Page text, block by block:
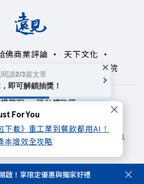
For You
下載》重工業到餐飲都用AI！
本增效全攻略
佛商業評論
天下文化
50+ 領導影響力學院
聲明
隱私權政策
1999~2026
份有限公司. All rights reserved.
啟！享限定優惠與獨家好禮
讀2/3篇文章
即可解鎖抽獎！
×